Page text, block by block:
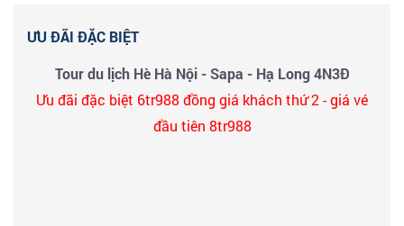
ƯU ĐÃI ĐẶC BIỆT
Tour du lịch Hè Hà Nội - Sapa - Hạ Long 4N3Đ
Ưu đãi đặc biệt 6tr988 đồng giá khách thứ 2 - giá vé
đầu tiên 8tr988